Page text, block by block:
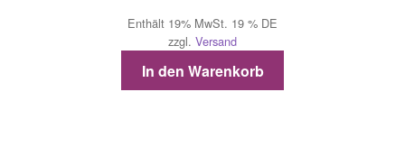
Enthält 19% MwSt. 19 % DE
zzgl. Versand
In den Warenkorb